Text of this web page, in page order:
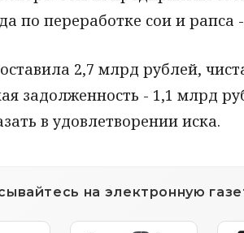
по переработке сои и рапса
2,7 млрд рублей,
задолженность - 1,1 млрд
в удовлетворении иска.
на электронную